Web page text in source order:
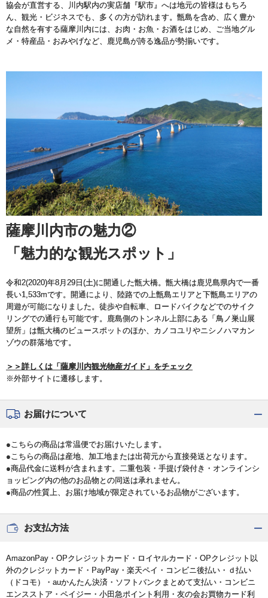
協会が直営する、川内駅内の実店舗『駅市』へは地元の皆様はもちろ
ん、観光・ビジネスでも、多くの方が訪れます。甑島を含め、広く豊か
な自然を有する薩摩川内には、お肉・お魚・お酒をはじめ、ご当地グル
メ・特産品・おみやげなど、鹿児島が誇る逸品が勢揃いです。
薩摩川内市の魅力②
「魅力的な観光スポット」
令和2(2020)年8月29日(土)に開通した甑大橋。甑大橋は鹿児島県内で一番
長い1,533mです。開通により、陸路での上甑島エリアと下甑島エリアの
周遊が可能になりました。徒歩や自転車、ロードバイクなどでのサイク
リングでの通行も可能です。鹿島側のトンネル上部にある「鳥ノ巣山展
望所」は甑大橋のビュースポットのほか、カノコユリやニシノハマカン
ゾウの群落地です。
＞＞詳しくは「薩摩川内観光物産ガイド」をチェック
※外部サイトに遷移します。
お届けについて
●こちらの商品は常温便でお届けいたします。
●こちらの商品は産地、加工地または出荷元から直接発送となります。
●商品代金に送料が含まれます。二重包装・手提げ袋付き・オンラインシ
ョッピング内の他のお品物との同送は承れません。
●商品の性質上、お届け地域が限定されているお品物がございます。
お支払方法
AmazonPay・OPクレジットカード・ロイヤルカード・OPクレジット以
外のクレジットカード・PayPay・楽天ペイ・コンビニ後払い・ｄ払い
（ドコモ）・auかんたん決済・ソフトバンクまとめて支払い・コンビニ
エンスストア・ペイジー・小田急ポイント利用・友の会お買物カード利